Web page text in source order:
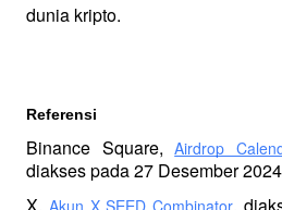
dunia kripto.
Referensi
Binance Square, Airdrop
diakses pada 27 Desember